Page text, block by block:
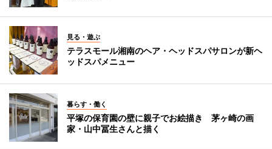
見る・遊ぶ
テラスモール湘南のヘア・ヘッドスパサロンが新ヘ
ッドスパメニュー
暮らす・働く
平塚の保育園の壁に親子でお絵描き 茅ヶ崎の画
家・山中冨生さんと描く